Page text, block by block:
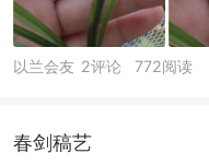
以兰会友 2评论 772阅读
春剑稿艺